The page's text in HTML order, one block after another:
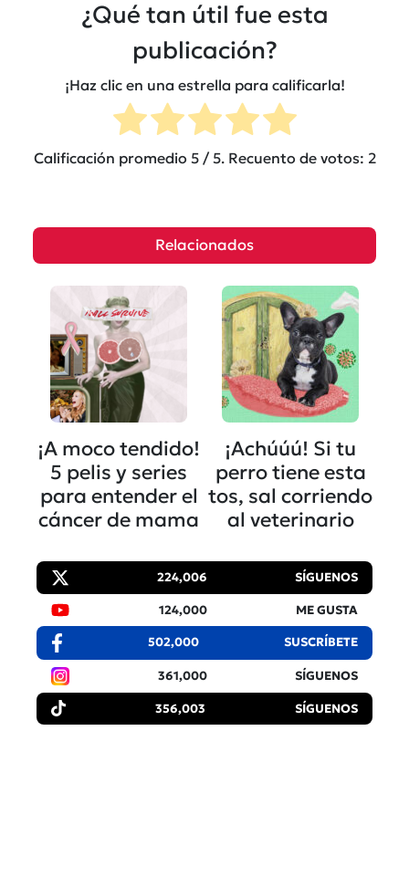
¿Qué tan útil fue esta
publicación?
¡Haz clic en una estrella para calificarla!
Calificación promedio 5/ 5. Recuento de votos: 2
Relacionados
¡A moco tendido!
5 pelis y series
para entender el
cáncer de mama
¡Achúúú! Si tu
perro tiene esta
tos, sal corriendo
al veterinario
224,006 SÍGUENOS
124,000 ME GUSTA
502,000 SUSCRÍBETE
361,000 SÍGUENOS
356,003 SÍGUENOS